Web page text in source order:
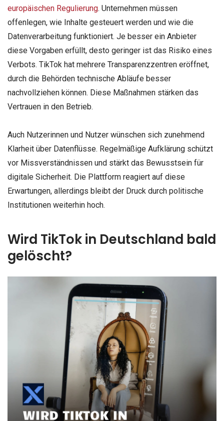
europäischen Regulierung. Unternehmen müssen
offenlegen, wie Inhalte gesteuert werden und wie die
Datenverarbeitung funktioniert. Je besser ein Anbieter
diese Vorgaben erfüllt, desto geringer ist das Risiko eines
Verbots. TikTok hat mehrere Transparenzzentren eröffnet,
durch die Behörden technische Abläufe besser
nachvollziehen können. Diese Maßnahmen stärken das
Vertrauen in den Betrieb.
Auch Nutzerinnen und Nutzer wünschen sich zunehmend
Klarheit über Datenflüsse. Regelmäßige Aufklärung schützt
vor Missverständnissen und stärkt das Bewusstsein für
digitale Sicherheit. Die Plattform reagiert auf diese
Erwartungen, allerdings bleibt der Druck durch politische
Institutionen weiterhin hoch.
Wird TikTok in Deutschland bald
gelöscht?